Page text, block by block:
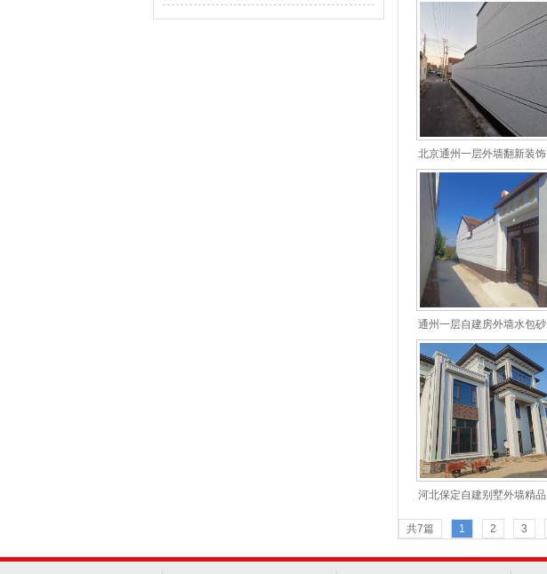
北京通州一层外墙翻新装饰
水包砂仿石漆案例
通州一层自建房外墙水包砂
仿石漆施工装饰
河北保定自建别墅外墙精品
水包砂装饰案例
共7篇 1 2 3